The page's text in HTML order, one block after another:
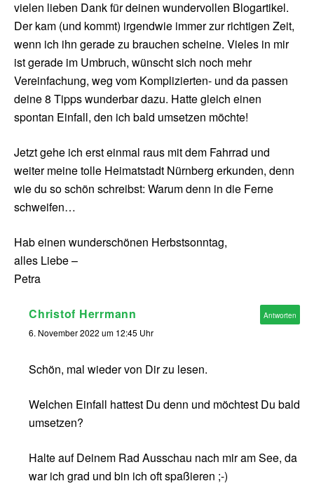
vielen lieben Dank für deinen wundervollen Blogartikel.
Der kam (und kommt) irgendwie immer zur richtigen Zeit,
wenn ich ihn gerade zu brauchen scheine. Vieles in mir
ist gerade im Umbruch, wünscht sich noch mehr
Vereinfachung, weg vom Komplizierten- und da passen
deine 8 Tipps wunderbar dazu. Hatte gleich einen
spontan Einfall, den ich bald umsetzen möchte!
Jetzt gehe ich erst einmal raus mit dem Fahrrad und
weiter meine tolle Heimatstadt Nürnberg erkunden, denn
wie du so schön schreibst: Warum denn in die Ferne
schweifen…
Hab einen wunderschönen Herbstsonntag,
alles Liebe –
Petra
Christof Herrmann
6. November 2022 um 12:45 Uhr
Schön, mal wieder von Dir zu lesen.
Welchen Einfall hattest Du denn und möchtest Du bald
umsetzen?
Halte auf Deinem Rad Ausschau nach mir am See, da
war ich grad und bin ich oft spaßieren ;-)
Antworten